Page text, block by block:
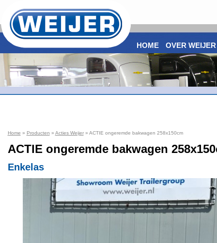
Home » Producten » Acties Weijer» ACTIE ongeremde bakwagen 258x150cm
ACTIE ongeremde bakwagen
Enkelas
HOME OVER WEIJER